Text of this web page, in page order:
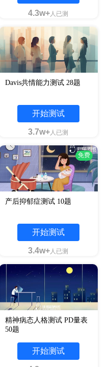
4.3w+人已测
Davis共情能力测试 28题
开始测试
3.7w+人已测
免费
产后抑郁症测试 10题
开始测试
3.4w+人已测
精神病态人格测试 PD量表
50题
开始测试